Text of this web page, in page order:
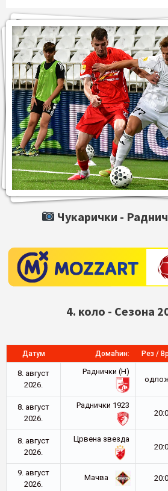
Чукарички -
4. коло - Сезона
Датум Домаћин: Рез /
8. август
2026.
Раднички (Н)
8. август
2026.
Раднички 1923
8. август
2026.
Црвена звезда
9. август
2026.
Мачва